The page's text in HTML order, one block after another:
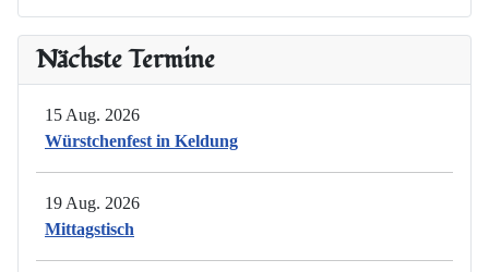
Nächste Termine
15 Aug. 2026
Würstchenfest in Keldung
19 Aug. 2026
Mittagstisch